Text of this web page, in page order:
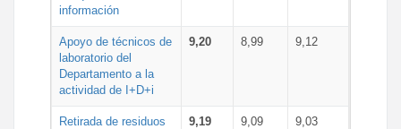
información
Apoyo de técnicos de
laboratorio del
Departamento a la
actividad de I+D+i
9,20 8,99 9,12
Retirada de residuos
9,19 9,09 9,03